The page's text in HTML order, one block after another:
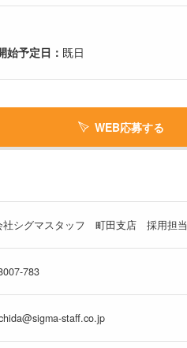
始予定日： 既日
WEB応募する
社シグマスタッフ 町田支店 採用担当
783
staff.co.jp